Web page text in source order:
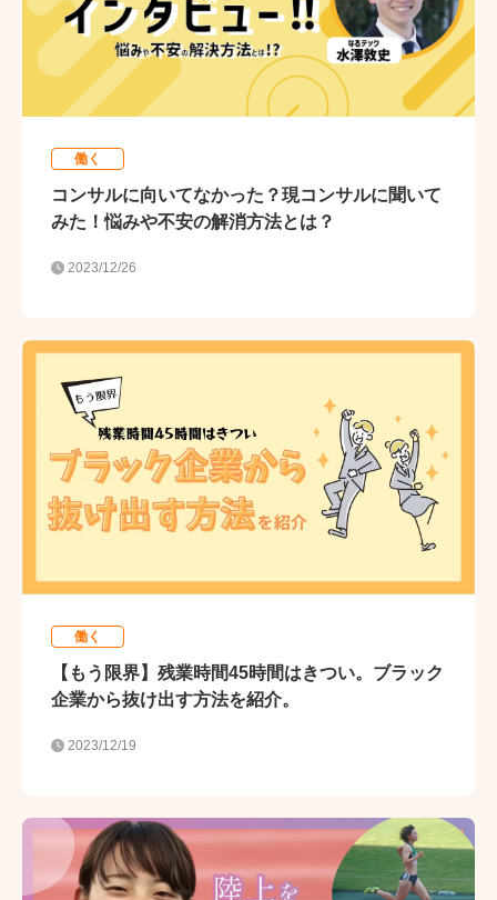
働く
コンサルに向いてなかった？現コンサルに聞いて
みた！悩みや不安の解消方法とは？
2023/12/26
働く
【もう限界】残業時間45時間はきつい。ブラック
企業から抜け出す方法を紹介。
2023/12/19